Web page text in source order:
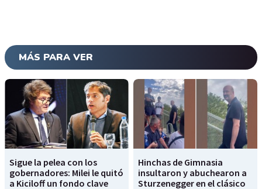
MÁS PARA VER
Sigue la pelea con los
gobernadores: Milei le quitó
a Kiciloff un fondo clave
Hinchas de Gimnasia
insultaron y abuchearon a
Sturzenegger en el clásico